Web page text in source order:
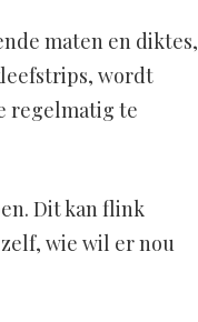
maten en diktes,
wordt
regelmatig te
Dit kan flink
wie wil er nou